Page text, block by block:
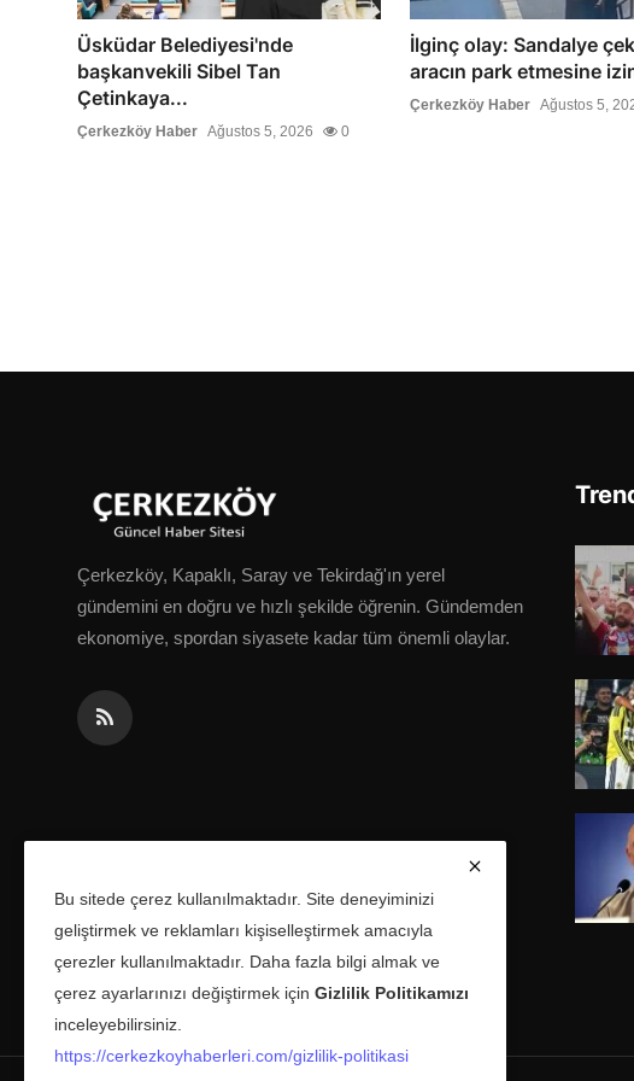
Üsküdar Belediyesi'nde
başkanvekili Sibel Tan
Çetinkaya...
Çerkezköy Haber Ağustos 5, 2026 0
İlginç olay: Sandalye
aracın park etmesine
Çerkezköy Haber Ağustos 5,
Çerkezköy, Kapaklı, Saray ve Tekirdağ'ın yerel
gündemini en doğru ve hızlı şekilde öğrenin. Gündemden
ekonomiye, spordan siyasete kadar tüm önemli olaylar.
Bu sitede çerez kullanılmaktadır. Site deneyiminizi
geliştirmek ve reklamları kişiselleştirmek amacıyla
çerezler kullanılmaktadır. Daha fazla bilgi almak ve
çerez ayarlarınızı değiştirmek için Gizlilik Politikamızı
inceleyebilirsiniz.
https://cerkezkoyhaberleri.com/gizlilik-politikasi